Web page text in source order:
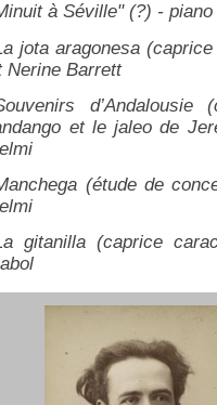
à Séville" (?) -
jota aragonesa
Nerine Barrett
et le jaleo de
(étude de
gitanilla (caprice